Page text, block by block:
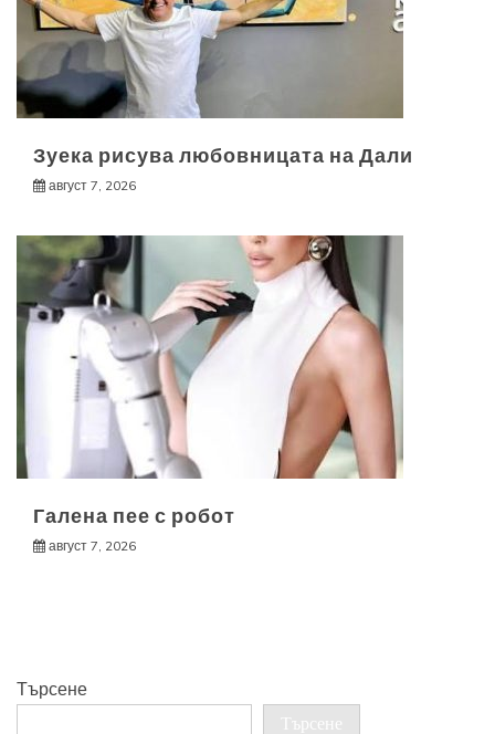
Зуека рисува любовницата на Дали
август 7, 2026
Галена пее с робот
август 7, 2026
Търсене
Търсене